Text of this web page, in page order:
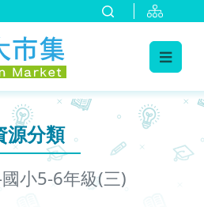
源分類
小5-6年級(三)